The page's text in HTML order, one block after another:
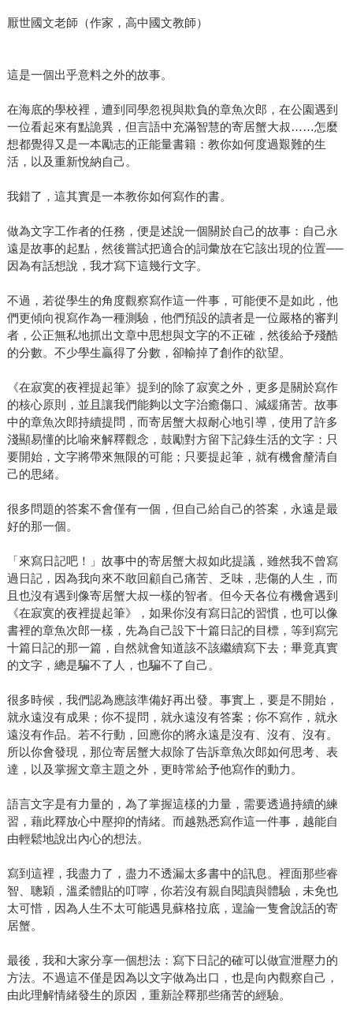
厭世國文老師（作家，高中國文教師）
這是一個出乎意料之外的故事。
在海底的學校裡，遭到同學忽視與欺負的章魚次郎，在公園遇到
一位看起來有點詭異，但言語中充滿智慧的寄居蟹大叔……怎麼
想都覺得又是一本勵志的正能量書籍：教你如何度過艱難的生
活，以及重新悅納自己。
我錯了，這其實是一本教你如何寫作的書。
做為文字工作者的任務，便是述說一個關於自己的故事：自己永
遠是故事的起點，然後嘗試把適合的詞彙放在它該出現的位置──
因為有話想說，我才寫下這幾行文字。
不過，若從學生的角度觀察寫作這一件事，可能便不是如此，他
們更傾向視寫作為一種測驗，他們預設的讀者是一位嚴格的審判
者，公正無私地抓出文章中思想與文字的不正確，然後給予殘酷
的分數。不少學生贏得了分數，卻輸掉了創作的欲望。
《在寂寞的夜裡提起筆》提到的除了寂寞之外，更多是關於寫作
的核心原則，並且讓我們能夠以文字治癒傷口、減緩痛苦。故事
中的章魚次郎持續提問，而寄居蟹大叔耐心地引導，使用了許多
淺顯易懂的比喻來解釋觀念，鼓勵對方留下記錄生活的文字：只
要開始，文字將帶來無限的可能；只要提起筆，就有機會釐清自
己的思緒。
很多問題的答案不會僅有一個，但自己給自己的答案，永遠是最
好的那一個。
「來寫日記吧！」故事中的寄居蟹大叔如此提議，雖然我不曾寫
過日記，因為我向來不敢回顧自己痛苦、乏味，悲傷的人生，而
且也沒有遇到像寄居蟹大叔一樣的智者。但今天各位有機會遇到
《在寂寞的夜裡提起筆》，如果你沒有寫日記的習慣，也可以像
書裡的章魚次郎一樣，先為自己設下十篇日記的目標，等到寫完
十篇日記的那一篇，自然就會知道該不該繼續寫下去；畢竟真實
的文字，總是騙不了人，也騙不了自己。
很多時候，我們認為應該準備好再出發。事實上，要是不開始，
就永遠沒有成果；你不提問，就永遠沒有答案；你不寫作，就永
遠沒有作品。若不行動，回應你的將永遠是沒有、沒有、沒有。
所以你會發現，那位寄居蟹大叔除了告訴章魚次郎如何思考、表
達，以及掌握文章主題之外，更時常給予他寫作的動力。
語言文字是有力量的，為了掌握這樣的力量，需要透過持續的練
習，藉此釋放心中壓抑的情緒。而越熟悉寫作這一件事，越能自
由輕鬆地說出內心的想法。
寫到這裡，我盡力了，盡力不透漏太多書中的訊息。裡面那些睿
智、聰穎，溫柔體貼的叮嚀，你若沒有親自閱讀與體驗，未免也
太可惜，因為人生不太可能遇見蘇格拉底，遑論一隻會說話的寄
居蟹。
最後，我和大家分享一個想法：寫下日記的確可以做宣泄壓力的
方法。不過這不僅是因為以文字做為出口，也是向內觀察自己，
由此理解情緒發生的原因，重新詮釋那些痛苦的經驗。